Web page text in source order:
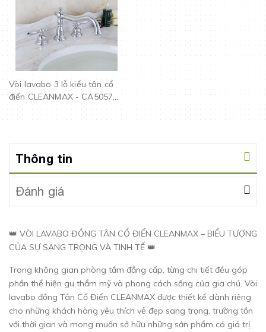
Vòi lavabo 3 lỗ kiểu tân cổ
điển CLEANMAX - CA5057D
(màu croom)
Thông tin
Đánh giá
👑 VÒI LAVABO ĐỒNG TÂN CỔ ĐIỂN CLEANMAX – BIỂU TƯỢNG
CỦA SỰ SANG TRỌNG VÀ TINH TẾ 👑
Trong không gian phòng tắm đẳng cấp, từng chi tiết đều góp
phần thể hiện gu thẩm mỹ và phong cách sống của gia chủ. Vòi
lavabo đồng Tân Cổ Điển CLEANMAX được thiết kế dành riêng
cho những khách hàng yêu thích vẻ đẹp sang trọng, trường tồn
với thời gian và mong muốn sở hữu những sản phẩm có giá trị